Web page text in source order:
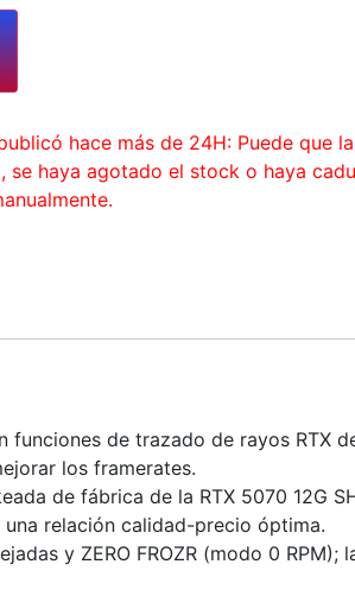
hace más de 24H: Puede que
se haya agotado el stock o haya
funciones de trazado de rayos RTX
los framerates.
de fábrica de la RTX 5070 12G
relación calidad-precio óptima.
y ZERO FROZR (modo 0 RPM);